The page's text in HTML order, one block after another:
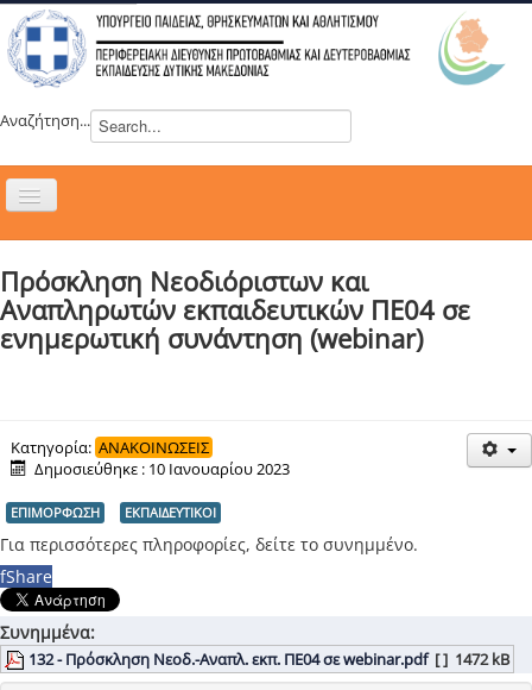
Αναζήτηση...
Εναλλαγή
ΝΕΑ
ΣΥΜΒΟΥΛΙΑ
ΔΡΑΣΕΙΣ
ΕΠΙΚΟΙΝΩΝΙΑ
ΕΞ ΑΠΟΣΤΑΣΕΩΣ ΕΚΠΑΙΔΕΥΣΗ
Πρόσκληση Νεοδιόριστων και
Αναπληρωτών εκπαιδευτικών ΠΕ04 σε
ενημερωτική συνάντηση (webinar)
Κατηγορία: ΑΝΑΚΟΙΝΩΣΕΙΣ
Δημοσιεύθηκε : 10 Ιανουαρίου 2023
ΕΠΙΜΟΡΦΩΣΗ ΕΚΠΑΙΔΕΥΤΙΚΟΙ
Για περισσότερες πληροφορίες, δείτε το συνημμένο.
fShare
Συνημμένα:
132 - Πρόσκληση Νεοδ.-Αναπλ. εκπ. ΠΕ04 σε webinar.pdf [ ] 1472 kB